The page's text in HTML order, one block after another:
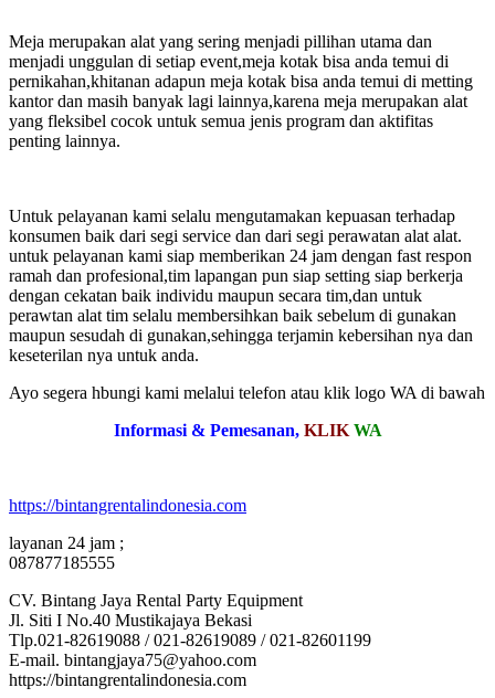
Meja merupakan alat yang sering menjadi pillihan utama dan
menjadi unggulan di setiap event,meja kotak bisa anda temui di
pernikahan,khitanan adapun meja kotak bisa anda temui di metting
kantor dan masih banyak lagi lainnya,karena meja merupakan alat
yang fleksibel cocok untuk semua jenis program dan aktifitas
penting lainnya.
Untuk pelayanan kami selalu mengutamakan kepuasan terhadap
konsumen baik dari segi service dan dari segi perawatan alat alat.
untuk pelayanan kami siap memberikan 24 jam dengan fast respon
ramah dan profesional,tim lapangan pun siap setting siap berkerja
dengan cekatan baik individu maupun secara tim,dan untuk
perawtan alat tim selalu membersihkan baik sebelum di gunakan
maupun sesudah di gunakan,sehingga terjamin kebersihan nya dan
keseterilan nya untuk anda.
Ayo segera hbungi kami melalui telefon atau klik logo WA di bawah
Informasi & Pemesanan, KLIK WA
https://bintangrentalindonesia.com
layanan 24 jam ;
087877185555
CV. Bintang Jaya Rental Party Equipment
Jl. Siti I No.40 Mustikajaya Bekasi
Tlp.021-82619088 / 021-82619089 / 021-82601199
E-mail. bintangjaya75@yahoo.com
https://bintangrentalindonesia.com